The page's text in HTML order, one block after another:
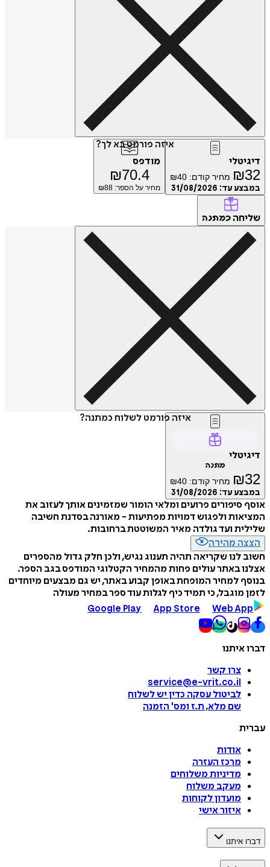
איזה פורמט בא לך?
דיגיטלי
₪32 מחיר קודם: ₪40
במבצע עד: 31/08/2026
מודפס
₪70.4
מחיר על הספר: ₪ 88
שליחה כמתנה
איזה פורמט לשלוח כמתנה?
דיגיטלי
מתנה
₪32 מחיר קודם: ₪40
במבצע עד: 31/08/2026
אוסף סיפורים פרועים ומלאי הומור שמזמינים אותך לעזוב את
המציאות ולפגוש דמויות מפתיעות - מאורנה בסדנת חשיבה
שלילית ועד גולדה מאיר המשוטטת ברחובות.
הצצה מהירה
חשוב לנו שקריאה תהיה תענוג נגיש, ולכן חלק גדול מהספרים
אצלנו באתר עולים פחות מהמחיר הקטלוגי המודפס בגב הספר.
בנוסף למחיר המופחת באופן קבוע באתר, יש גם מבצעים מיוחדים
לזמן מוגבל, כי תמיד כיף לגלות עוד ספר במחיר מעולה
Google Play
App Store Web App
דברו איתנו
צרו קשר
service@e-vrit.co.il
לביטול עסקה כדין יש לשלוח
שם מלא, ת.ז ומס' הזמנה
עברית
אודות
מרכז העזרה
מדיניות משלוחים
מעקב משלוח
מועדון לקוחות
איזור אישי
דברו איתנו